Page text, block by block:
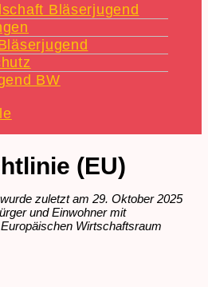
Bläserjugend
BW
(EU)
zuletzt am 29. Oktober 2025
und Einwohner mit
Wirtschaftsraum